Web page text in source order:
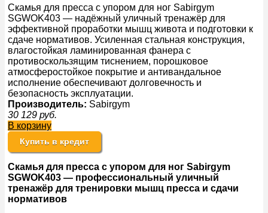
Скамья для пресса с упором для ног Sabirgym
SGWOK403 — надёжный уличный тренажёр для
эффективной проработки мышц живота и подготовки к
сдаче нормативов. Усиленная стальная конструкция,
влагостойкая ламинированная фанера с
противоскользящим тиснением, порошковое
атмосферостойкое покрытие и антивандальное
исполнение обеспечивают долговечность и
безопасность эксплуатации.
Производитель: Sabirgym
30 129 руб.
В корзину
Купить в кредит
Скамья для пресса с упором для ног Sabirgym
SGWOK403 — профессиональный уличный
тренажёр для тренировки мышц пресса и сдачи
нормативов